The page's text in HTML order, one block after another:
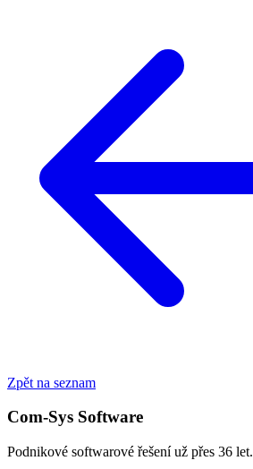
Zpět na seznam
Com-Sys Software
Podnikové softwarové řešení už přes 36 let.